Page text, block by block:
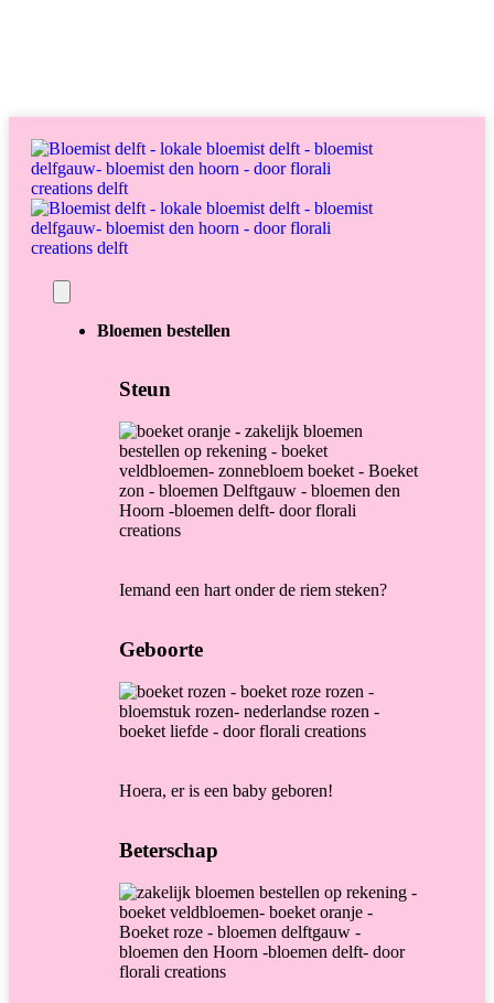
Bloemen bestellen
Steun
Iemand een hart onder de riem steken?
Geboorte
Hoera, er is een baby geboren!
Beterschap